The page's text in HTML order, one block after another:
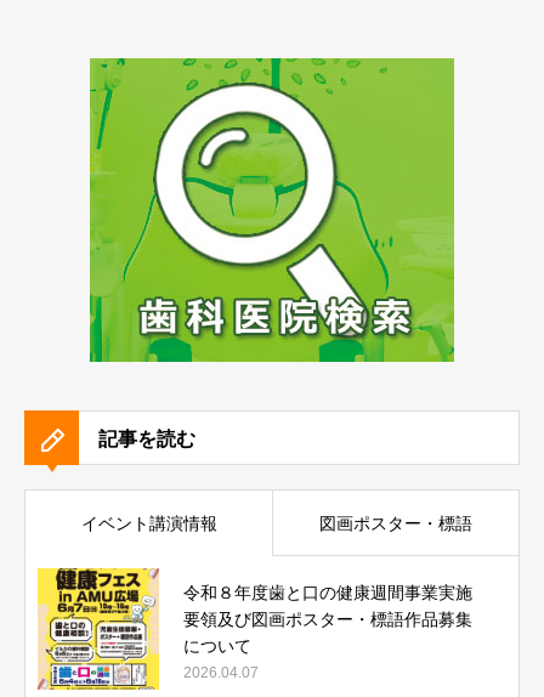
記事を読む
イベント講演情報 図画ポスター・標語
令和８年度歯と口の健康週間事業実施
要領及び図画ポスター・標語作品募集
について
2026.04.07